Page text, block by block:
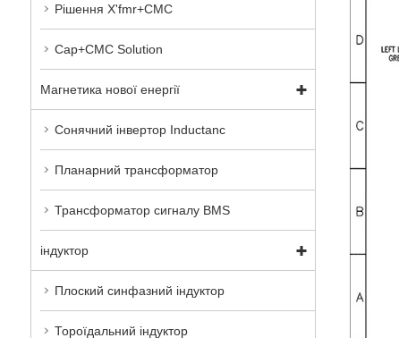
Рішення X'fmr+CMC
Cap+CMC Solution
Магнетика нової енергії
Сонячний інвертор Inductanc
Планарний трансформатор
Трансформатор сигналу BMS
індуктор
Плоский синфазний індуктор
Тороїдальний індуктор